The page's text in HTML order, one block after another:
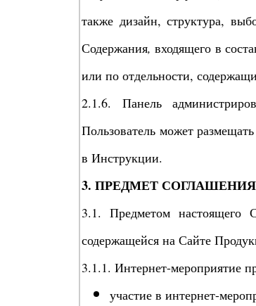
также дизайн, структура,
Содержания,входящего в
или по отдельности,
2.1.6. Панель
Пользователь может
в Инструкции.
3. ПРЕДМЕТ СОГЛАШЕНИЯ
3.1. Предметом настоящего
содержащейся на Сайте
3.1.1. Интернет-мероприятие
участие в интернет-